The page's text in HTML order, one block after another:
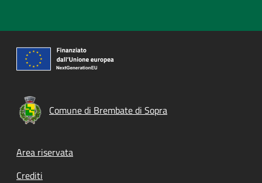
Comune di Brembate di Sopra
Footer menu
Area riservata
Crediti